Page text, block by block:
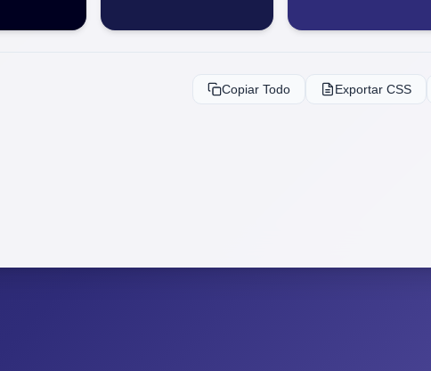
Copiar Todo Exportar CSS